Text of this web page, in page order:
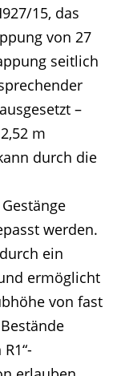
15, das
von 27
seitlich
–
m
durch die
werden.
ein
ermöglicht
von fast